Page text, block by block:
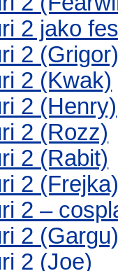
2 jako
2
2 (Kwak)
2 (Henry)
2 (Rozz)
2 (Rabit)
2
2 –
2
2 (Joe)